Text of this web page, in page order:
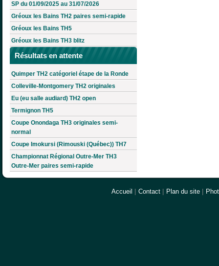
SP du 01/09/2025 au 31/07/2026
Gréoux les Bains TH2 paires semi-rapide
Gréoux les Bains TH5
Gréoux les Bains TH3 blitz
Résultats en attente
Quimper TH2 catégoriel étape de la Ronde
Colleville-Montgomery TH2 originales
Eu (eu salle audiard) TH2 open
Termignon TH5
Coupe Onondaga TH3 originales semi-
normal
Coupe Imokursi (Rimouski (Québec)) TH7
Championnat Régional Outre-Mer TH3
Outre-Mer paires semi-rapide
Accueil Contact Plan du site